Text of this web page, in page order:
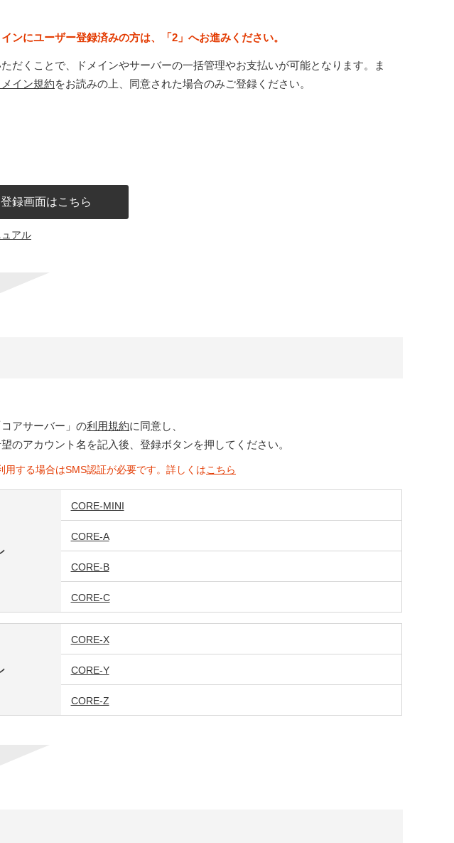
ンにユーザー登録済みの方は、「2」へお進みください。
だくことで、ドメインやサーバーの一括管理やお支払いが可能となります。ま
イン規約をお読みの上、同意された場合のみご登録ください。
録画面はこちら
アル
アサーバー」の利用規約に同意し、
のアカウント名を記入後、登録ボタンを押してください。
用する場合はSMS認証が必要です。詳しくはこちら
CORE-MINI
CORE-A
CORE-B
CORE-C
CORE-X
CORE-Y
CORE-Z